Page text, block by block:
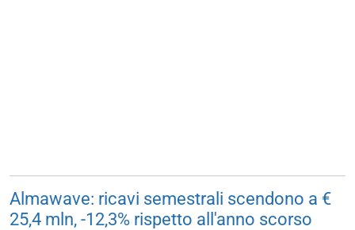
Almawave: ricavi semestrali scendono a €
25,4 mln, -12,3% rispetto all'anno scorso